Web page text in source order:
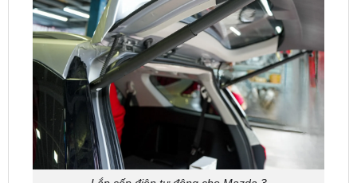
Lắp cốp điện tự động cho Mazda 3